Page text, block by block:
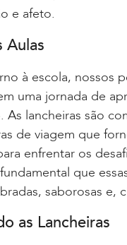
e afeto.
Aulas
à escola, nossos
uma jornada de
As lancheiras são
de viagem que
enfrentar os
que
saborosas e,
as Lancheiras